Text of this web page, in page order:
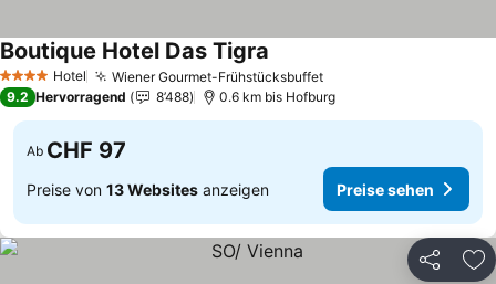
4 Sterne Hotel Wiener Gourmet-Frühstücksbuffet
Boutique Hotel Das Tigra
9.2 Hervorragend 8’488 0.6 km bis Hofburg
Ab CHF 97
Preise von 13 Websites anzeigen Preise sehen
Teilen